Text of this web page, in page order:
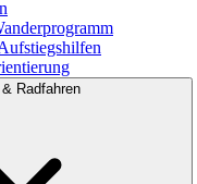
Radfahren